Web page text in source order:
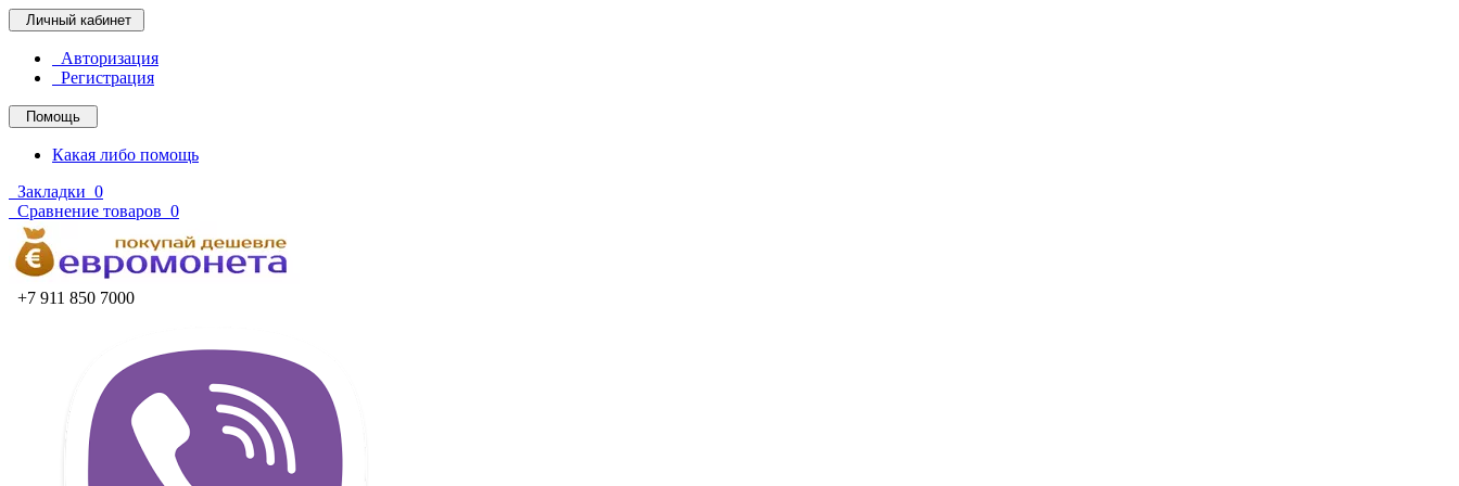
Личный кабинет
Авторизация
Регистрация
Помощь
Какая либо помощь
Закладки 0
Сравнение товаров 0
+7 911 850 7000